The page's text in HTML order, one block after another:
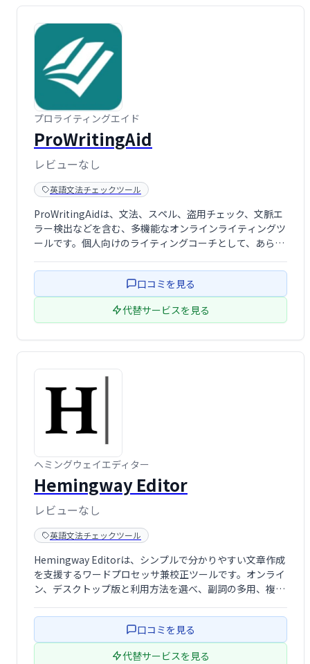
プロライティングエイド
ProWritingAid
レビューなし
英語文法チェックツール
ProWritingAidは、文法、スペル、盗用チェック、文脈エ
ラー検出などを含む、多機能なオンラインライティングツ
ールです。個人向けのライティングコーチとして、あらゆ
章の作成を効率化し、文章力の向上を目指せる頼もしい味
方です。無料プランと有料プラ …
口コミを見る
代替サービスを見る
ヘミングウェイエディター
Hemingway Editor
レビューなし
英語文法チェックツール
Hemingway Editorは、シンプルで分かりやすい文章作成
を支援するワードプロセッサ兼校正ツールです。オンライ
ン、デスクトップ版と利用方法を選べ、副詞の多用、複雑
く表示します。読みやすく、力強い文章作成を目指せるツ
ールです。シンプルで洗練さ …
口コミを見る
代替サービスを見る